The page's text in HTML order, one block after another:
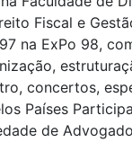
Fiscal e
na ExPo 98,
concertos,
Países
de